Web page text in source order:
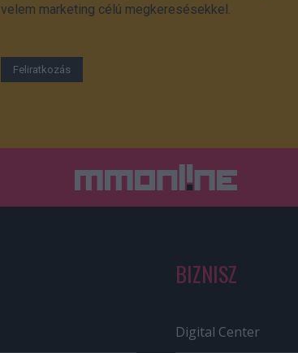
velem marketing célú megkeresésekkel.
BIZNISZ
Digital Center